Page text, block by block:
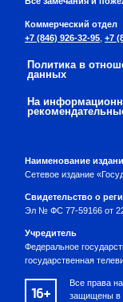
Коммерческий отдел
+7 (846) 926-32-95 +7
Политика в
данных
На
Наименование
Сетевое издание
Свидетельство о
Эл № ФС 77-59166 от
Учредитель
Федеральное
государственная
16+
Все права
защищены в